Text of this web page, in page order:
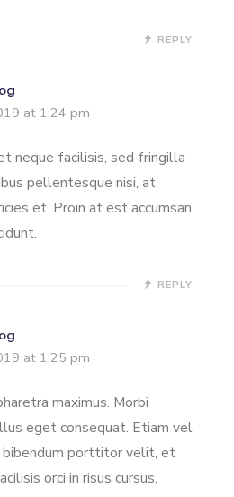
REPLY
at 1:24 pm
neque facilisis, sed fringilla
pellentesque nisi, at
et. Proin at est accumsan
REPLY
at 1:25 pm
maximus. Morbi
eget consequat. Etiam vel
bibendum porttitor velit, et
orci in risus cursus.